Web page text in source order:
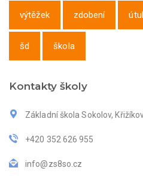
výtěžek zdobení
šd škola
Kontakty školy
Základní škola Sokolov,
+420 352 626 955
info@zs8so.cz